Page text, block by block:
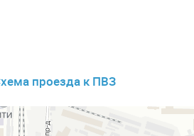
проезда к ПВЗ